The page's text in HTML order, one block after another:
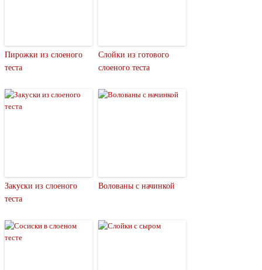
Пирожки из слоеного
теста
Слойки из готового
слоеного теста
Закуски из слоеного
теста
Волованы с начинкой